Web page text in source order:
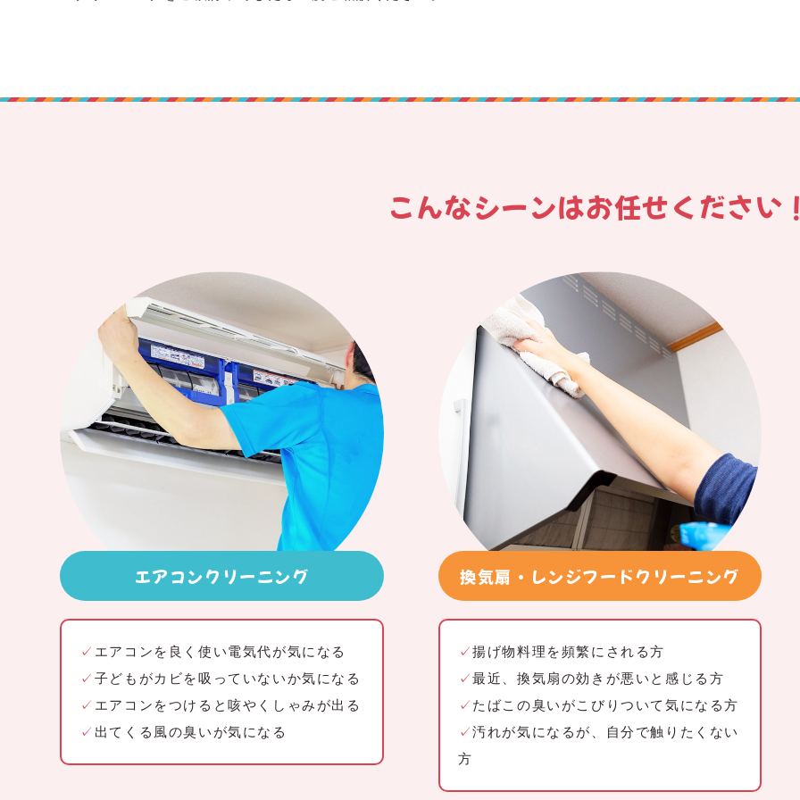
こんなシーンはお任せください
エアコンクリーニング
✓ エアコンを良く使い電気代が気になる
✓ 子どもがカビを吸っていないか気になる
✓ エアコンをつけると咳やくしゃみが出る
✓ 出てくる風の臭いが気になる
換気扇・レンジフードクリーニング
✓揚げ物料理を頻繁にされる方
✓最近、換気扇の効きが悪いと感じる方
✓ たばこの臭いがこびりついて気になる方
✓汚れが気になるが、自分で触りたくない
方